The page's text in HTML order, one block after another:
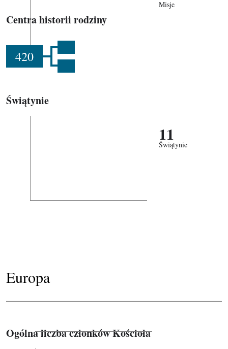
Misje
Centra historii rodziny
420
Świątynie
11
Świątynie
Europa
Ogólna liczba członków Kościoła